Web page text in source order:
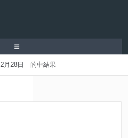
≡
2月28日 的中結果